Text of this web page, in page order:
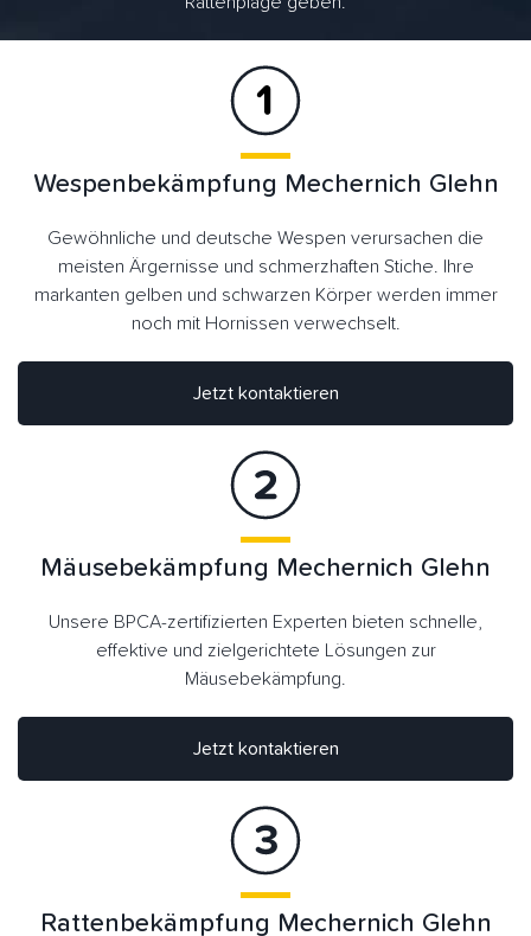
Wespenbekämpfung Mechernich Glehn
Gewöhnliche und deutsche Wespen verursachen die
meisten Ärgernisse und schmerzhaften Stiche. Ihre
markanten gelben und schwarzen Körper werden immer
noch mit Hornissen verwechselt.
Jetzt kontaktieren
Jetzt kontaktieren
Mäusebekämpfung Mechernich Glehn
Unsere BPCA-zertifizierten Experten bieten schnelle,
effektive und zielgerichtete Lösungen zur
Mäusebekämpfung.
Rattenbekämpfung Mechernich Glehn